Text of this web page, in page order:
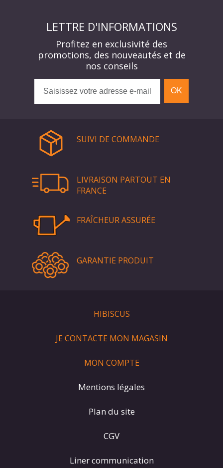
LETTRE D'INFORMATIONS
Profitez en exclusivité des
promotions, des nouveautés et de
nos conseils
OK
SUIVI DE COMMANDE
LIVRAISON PARTOUT EN
FRANCE
FRAÎCHEUR ASSURÉE
GARANTIE PRODUIT
HIBISCUS
JE CONTACTE MON MAGASIN
MON COMPTE
Mentions légales
Plan du site
CGV
Liner communication